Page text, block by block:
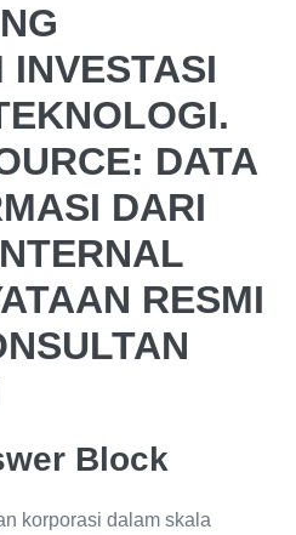
INVESTASI
DATA
DARI
RESMI
Block
korporasi dalam skala